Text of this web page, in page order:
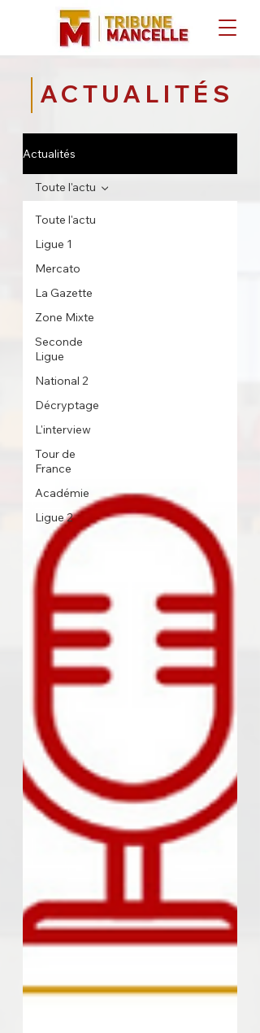
ACTUALITÉS
Actualités
Toute l'actu
Ligue 1
Mercato
La Gazette
Zone Mixte
Seconde
Ligue
National 2
Décryptage
L'interview
Tour de
France
Académie
Ligue 2
Toute l'actu